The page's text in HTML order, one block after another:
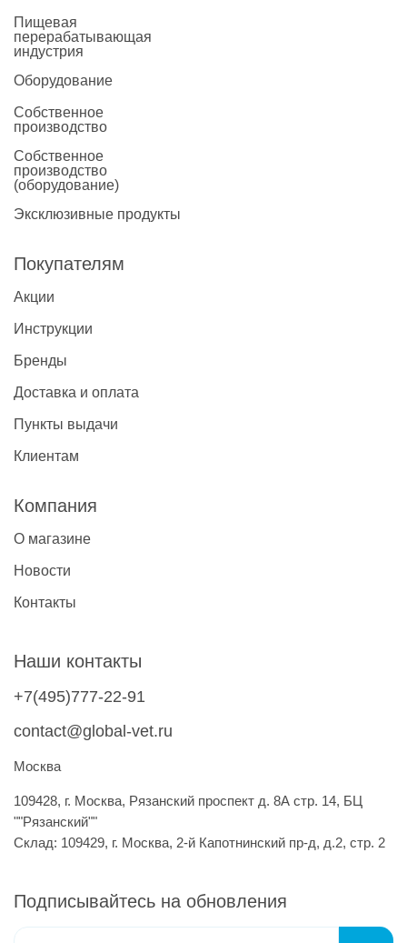
Пищевая
перерабатывающая
индустрия
Оборудование
Собственное
производство
Собственное
производство
(оборудование)
Эксклюзивные продукты
Покупателям
Акции
Инструкции
Бренды
Доставка и оплата
Пункты выдачи
Клиентам
Компания
О магазине
Новости
Контакты
Наши контакты
+7(495)777-22-91
contact@global-vet.ru
Москва
109428, г. Москва, Рязанский проспект д. 8А стр. 14, БЦ
""Рязанский""
Склад: 109429, г. Москва, 2-й Капотнинский пр-д, д.2, стр. 2
Подписывайтесь на обновления